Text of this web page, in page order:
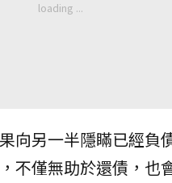
向另一半隱瞞已經負
不僅無助於還債，也